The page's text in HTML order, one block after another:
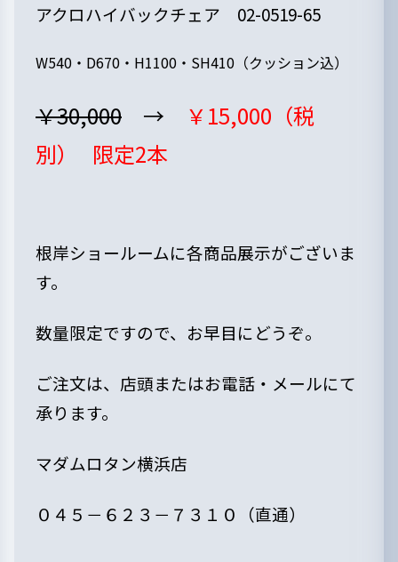
アクロハイバックチェア 02-0519-65
W540・D670・H1100・SH410（クッション込）
￥30,000 →
￥15,000（税
別）
限定2本
根岸ショールームに各商品展示がございま
す。
数量限定ですので、お早目にどうぞ。
ご注文は、店頭またはお電話・メールにて
承ります。
マダムロタン横浜店
０４５－６２３－７３１０（直通）